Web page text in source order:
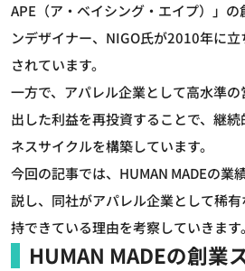
APE（ア・ベイシング・エイプ）」
ンデザイナー、NIGO氏が2010年に
されています。
一方で、アパレル企業として高水準
出した利益を再投資することで、継
ネスサイクルを構築しています。
今回の記事では、HUMAN MADEの業
説し、同社がアパレル企業として稀
持できている理由を考察していきます。
HUMAN MADEの創業